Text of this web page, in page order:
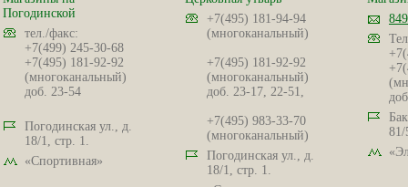
Погодинской
тел./факс:
+7(499) 245-30-68
+7(495) 181-92-92
(многоканальный)
доб. 23-54
Погодинская ул., д.
18/1, стр. 1.
«Спортивная»
+7(495) 181-94-94
(многоканальный)
+7(495) 181-92-92
(многоканальный)
доб. 23-17, 22-51,
+7(495) 983-33-70
(многоканальный)
Погодинская ул., д.
18/1, стр. 1.
81/